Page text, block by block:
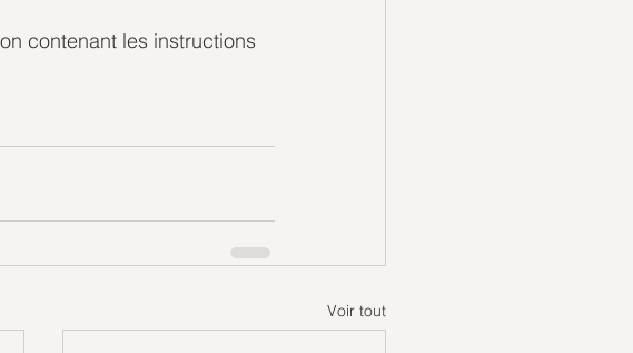
contenant les instructions
Voir tout